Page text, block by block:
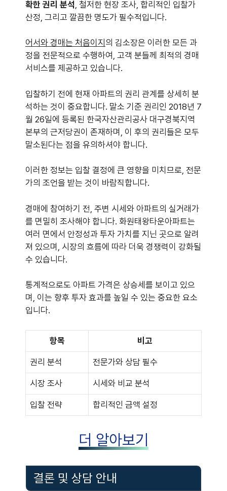
확한 권리 분석 , 철저한 현장 조사, 합리적인 입찰가
산정, 그리고 깔끔한 명도가 필수적입니다.
어서와 경매는 처음이지 의 김소장은 이러한 모든 과
정을 전문적으로 수행하여, 고객 분들께 최적의 경매
서비스를 제공하고 있습니다.
입찰하기 전에 현재 아파트의 권리 관계를 상세히 분
석하는 것이 중요합니다. 말소 기준 권리인 2018년 7
월 26일에 등록된 한국자산관리공사 대구경북지역
본부의 근저당권이 존재하며, 이 후의 권리들은 모두
말소된다는 점을 유의하셔야 합니다.
이러한 정보는 입찰 결정에 큰 영향을 미치므로, 전문
가의 조언을 받는 것이 바람직합니다.
경매에 참여하기 전, 주변 시세와 아파트의 실거래가
를 면밀히 조사해야 합니다. 화원태왕타운아파트는
여러 면에서 안정성과 투자 가치를 지닌 곳으로 알려
져 있으며, 시장의 흐름에 따라 더욱 경쟁력이 강화될
수 있습니다.
통계적으로도 아파트 가격은 상승세를 보이고 있으
며, 이는 향후 투자 효과를 높일 수 있는 중요한 요소
입니다.
항목 비고
권리 분석 전문가와 상담 필수
시장 조사 시세와 비교 분석
입찰 전략 합리적인 금액 설정
더 알아보기
결론 및 상담 안내